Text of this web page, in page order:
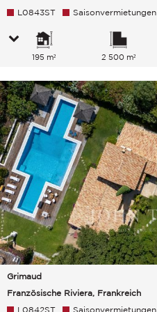
L0843ST
Saisonvermietungen
195 m² 2 500 m²
Grimaud
Französische Riviera, Frankreich
L0842ST Saisonvermietungen